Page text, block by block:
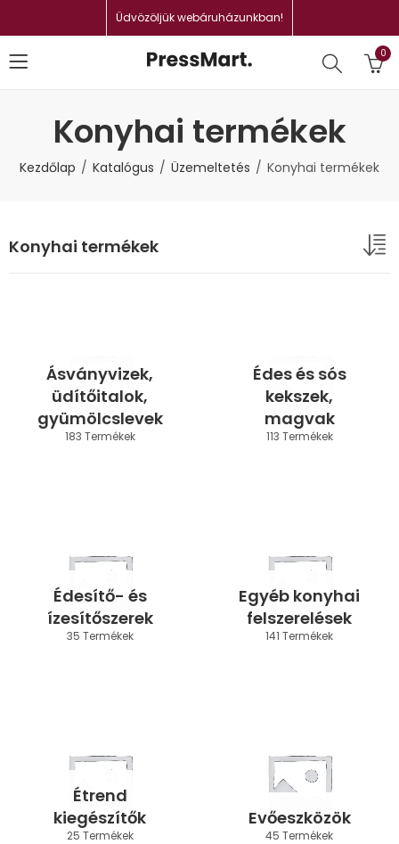
Üdvözöljük webáruházunkban!
0
Konyhai termékek
Kezdőlap Katalógus Üzemeltetés Konyhai termékek
Konyhai termékek
Ásványvizek,
üdítőitalok,
gyümölcslevek
183 Termékek
Édes és sós
kekszek,
magvak
113 Termékek
Édesítő- és
ízesítőszerek
35 Termékek
Egyéb konyhai
felszerelések
141 Termékek
Étrend
kiegészítők
25 Termékek
Evőeszközök
45 Termékek